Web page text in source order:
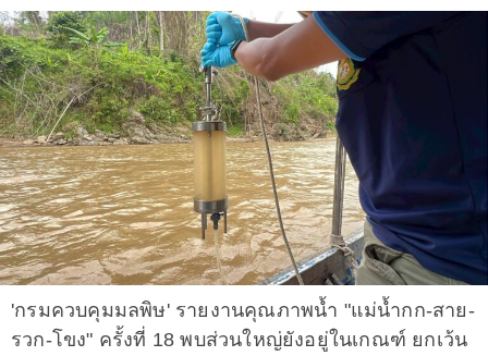
'กรมควบคุมมลพิษ' รายงานคุณภาพน้ำ "แม่น้ำกก-สาย-
รวก-โขง" ครั้งที่ 18 พบส่วนใหญ่ยังอยู่ในเกณฑ์ ยกเว้น